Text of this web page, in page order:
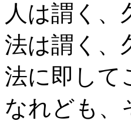
人は謂く、
法は謂く、
法に即して
なれども、